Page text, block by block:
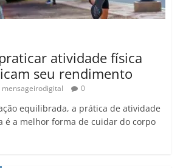
atividade física
seu rendimento
mensageirodigital 0
equilibrada, a prática de atividade
é a melhor forma de cuidar do corpo